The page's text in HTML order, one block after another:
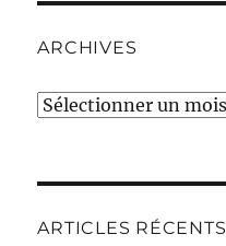
ARCHIVES
Archives
ARTICLES RÉCENTS